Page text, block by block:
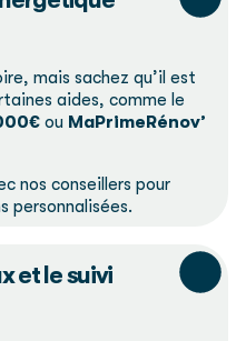
mais sachez qu’il est
aides, comme le
ou MaPrimeRénov’
nos conseillers pour
personnalisées.
et le suivi